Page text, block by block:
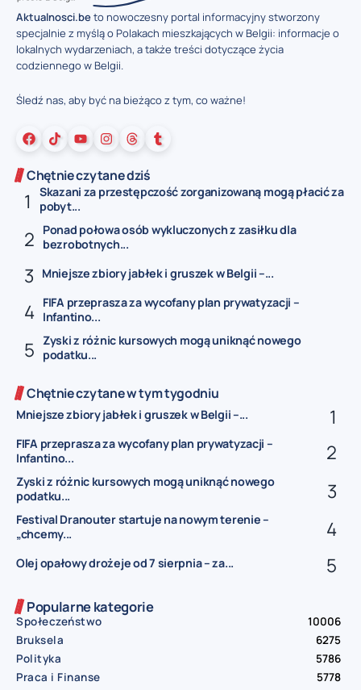
Aktualnosci.beto nowoczesny portal informacyjny stworzony
specjalnie z myślą o Polakach mieszkających w Belgii: informacje o
lokalnych wydarzeniach, a także treści dotyczące życia
codziennego w Belgii.
Śledź nas, aby być na bieżąco z tym, co ważne!
Chętnie czytane dziś
Skazani za przestępczość zorganizowaną mogą płacić za
pobyt...
Ponad połowa osób wykluczonych z zasiłku dla
bezrobotnych...
Mniejsze zbiory jabłek i gruszek w Belgii –...
FIFA przeprasza za wycofany plan prywatyzacji –
Infantino...
Zyski z różnic kursowych mogą uniknąć nowego
podatku...
Chętnie czytane w tym tygodniu
Mniejsze zbiory jabłek i gruszek w Belgii –...
FIFA przeprasza za wycofany plan prywatyzacji –
Infantino...
Zyski z różnic kursowych mogą uniknąć nowego
podatku...
Festival Dranouter startuje na nowym terenie –
„chcemy...
Olej opałowy drożeje od 7 sierpnia – za...
Popularne kategorie
Społeczeństwo
10006
Bruksela
6275
Polityka
5786
Praca i Finanse
5778